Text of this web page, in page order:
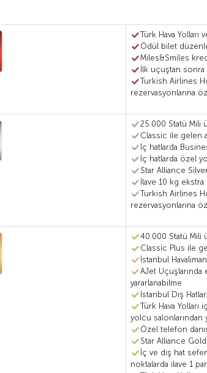
Türk Hava Yolları
Ödül bilet
Miles&Smiles
İlk uçuştan sonra
Turkish Airlines
rezervasyonlarına
25.000 Statü Mili
Classic ile gelen
İç hatlarda
İç hatlarda özel
Star Alliance
İlave 10 kg ekstra
Turkish Airlines
rezervasyonlarına
40.000 Statü Mili
Classic Plus ile
İstanbul
AJet
yararlanabilme
İstanbul Dış
Türk Hava Yolları
yolcu salonlarından
Özel telefon
Star Alliance Gold
İç ve dış hat
noktalarda ilave 1